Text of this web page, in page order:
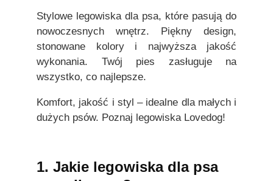
Stylowe legowiska dla psa, które pasują do
nowoczesnych wnętrz. Piękny design,
stonowane kolory i najwyższa jakość
wykonania. Twój pies zasługuje na
wszystko, co najlepsze.
Komfort, jakość i styl – idealne dla małych i
dużych psów. Poznaj legowiska Lovedog!
1. Jakie legowiska dla psa